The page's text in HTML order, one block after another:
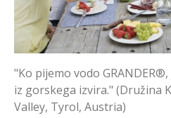
"Ko pijemo vodo
iz gorskega izvira." (Družina
Valley, Tyrol, Austria)